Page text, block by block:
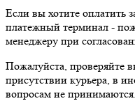
Если вы хотите оплатить
платежный терминал -
менеджеру при
Пожалуйста, проверяйте
присутствии курьера, в
вопросам не принимаются.